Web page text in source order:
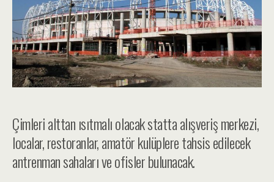
Çimleri alttan ısıtmalı olacak statta alışveriş merkezi,
localar, restoranlar, amatör kulüplere tahsis edilecek
antrenman sahaları ve ofisler bulunacak.